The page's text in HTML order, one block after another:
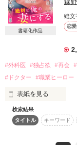
こんなはずじゃなか
まるで私を愛して
た。
松永咲綾（Saaya
シングルマザー。
×
大村真翔　
「俺に君を守らせて
どうしてそんなこと
その優しい笑顔を信
すれ違う二人の最後
※物語として、フィ
書籍化作品
総文
恋
#外科医 #独占欲 #再会
#ドクター
#職業ヒーロー
表紙を見る
「ようやく見つけた
検索結果
タイトル
キーワード